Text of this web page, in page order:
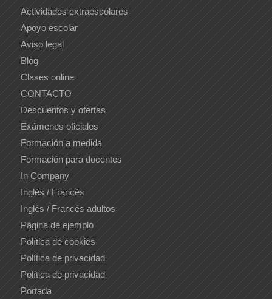
Actividades extraescolares
Apoyo escolar
Aviso legal
Blog
Clases online
CONTACTO
Descuentos y ofertas
Exámenes oficiales
Formación a medida
Formación para docentes
In Company
Inglés / Francés
Inglés / Francés adultos
Página de ejemplo
Política de cookies
Política de privacidad
Política de privacidad
Portada